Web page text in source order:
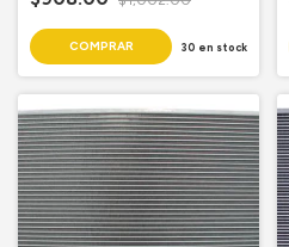
30 en stock